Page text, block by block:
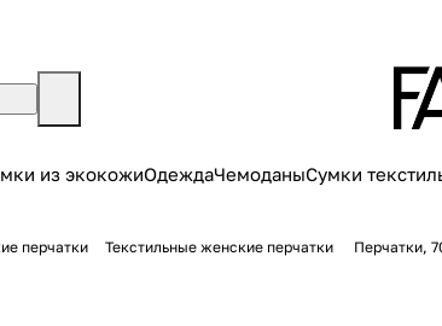
из экокожиОдеждаЧемоданыСумки
перчатки Текстильные женские перчатки Перчатки,